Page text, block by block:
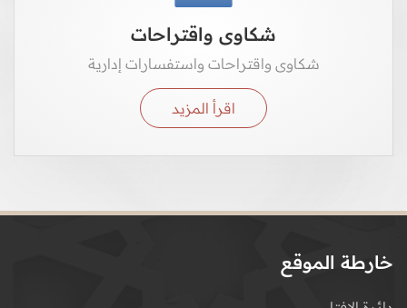
شكاوى واقتراحات
شكاوى واقتراحات واستفسارات إدارية
اقرأ المزيد
خارطة الموقع